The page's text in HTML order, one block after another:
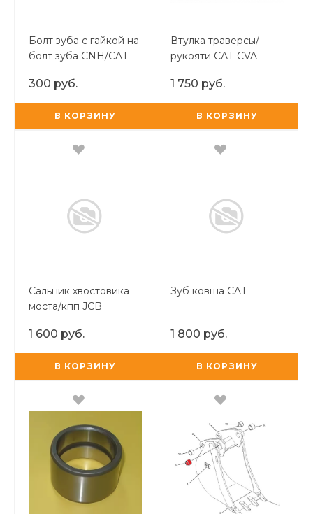
Болт зуба с гайкой на
болт зуба CNH/CAT
300 руб.
В КОРЗИНУ
Втулка траверсы/
рукояти САТ CVA
1 750 руб.
В КОРЗИНУ
Сальник хвостовика
моста/кпп JCB
1 600 руб.
В КОРЗИНУ
Зуб ковша CAT
1 800 руб.
В КОРЗИНУ